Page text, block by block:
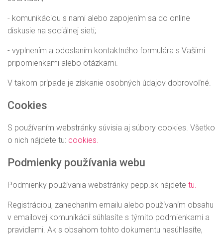
- komunikáciou s nami alebo zapojením sa do online
diskusie na sociálnej sieti;
- vyplnením a odoslaním kontaktného formulára s Vašimi
pripomienkami alebo otázkami.
V takom prípade je získanie osobných údajov dobrovoľné.
Cookies
S používaním webstránky súvisia aj súbory cookies. Všetko
o nich nájdete tu: cookies.
Podmienky používania webu
Podmienky používania webstránky pepp.sk nájdete tu.
Registráciou, zanechaním emailu alebo používaním obsahu
v emailovej komunikácii súhlasíte s týmito podmienkami a
pravidlami. Ak s obsahom tohto dokumentu nesúhlasíte,